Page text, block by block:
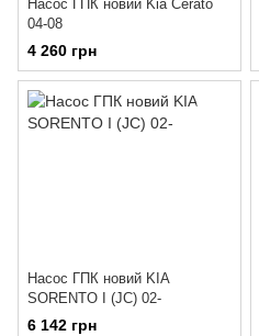
Насос ГПК новий Kia Cerato
04-08
4 260 грн
Насос ГПК новий KIA
SORENTO I (JC) 02-
6 142 грн